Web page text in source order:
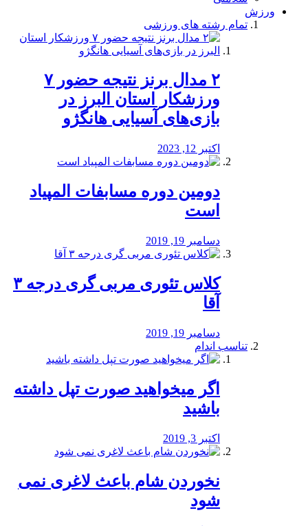
ورزش
تمام رشته های ورزشی
۲ مدال برنز نتیجه حضور ۷
ورزشکار استان البرز در
بازی‌های آسیایی هانگژو
اکتبر 12, 2023
دومین دوره مسابفات المپیاد
است
دسامبر 19, 2019
کلاس تئوری مربی گری درجه ۳
آقا
دسامبر 19, 2019
تناسب اندام
اگر میخواهید صورت تپل داشته
باشید
اکتبر 3, 2019
نخوردن شام باعث لاغری نمی
‌شود